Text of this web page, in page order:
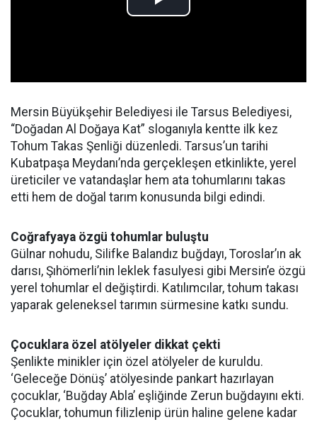
Mersin Büyükşehir Belediyesi ile Tarsus Belediyesi,
“Doğadan Al Doğaya Kat” sloganıyla kentte ilk kez
Tohum Takas Şenliği düzenledi. Tarsus’un tarihi
Kubatpaşa Meydanı’nda gerçekleşen etkinlikte, yerel
üreticiler ve vatandaşlar hem ata tohumlarını takas
etti hem de doğal tarım konusunda bilgi edindi.
Coğrafyaya özgü tohumlar buluştu
Gülnar nohudu, Silifke Balandız buğdayı, Toroslar’ın ak
darısı, Şıhömerli’nin leklek fasulyesi gibi Mersin’e özgü
yerel tohumlar el değiştirdi. Katılımcılar, tohum takası
yaparak geleneksel tarımın sürmesine katkı sundu.
Çocuklara özel atölyeler dikkat çekti
Şenlikte minikler için özel atölyeler de kuruldu.
‘Geleceğe Dönüş’ atölyesinde pankart hazırlayan
çocuklar, ‘Buğday Abla’ eşliğinde Zerun buğdayını ekti.
Çocuklar, tohumun filizlenip ürün haline gelene kadar